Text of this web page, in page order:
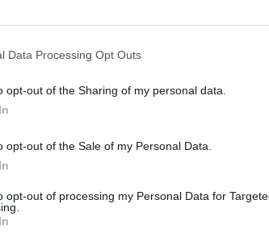
Data Processing Opt Outs
opt-out of the Sharing of my personal data.
opt-out of the Sale of my Personal Data.
opt-out of processing my Personal Data for
στα δωρεάν ενημερωτικά